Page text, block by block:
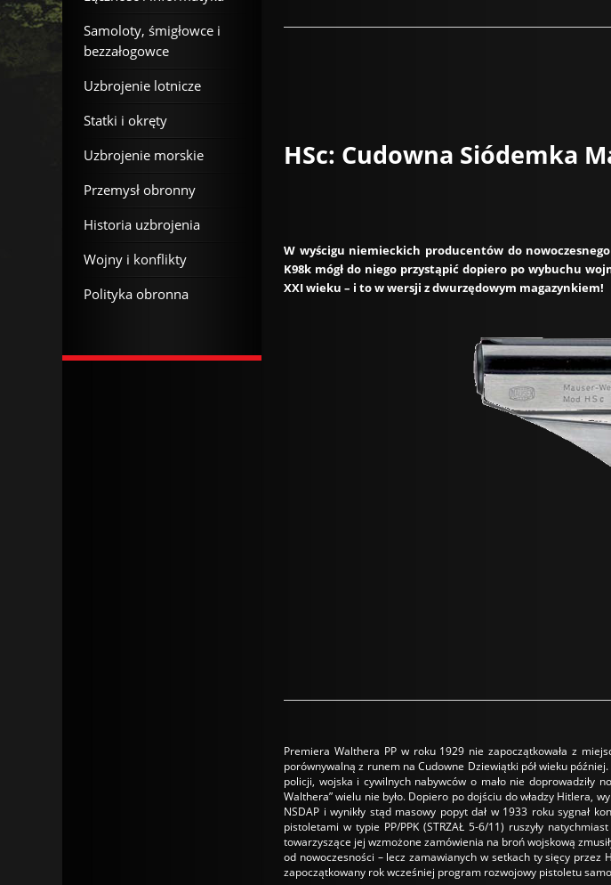
HSc: Cudowna Siódemka
W wyścigu niemieckich producentów do
K98k mógł do niego przystąpić dopiero po wybuchu
XXI wieku – i to w wersji z dwurzędowym magazynkiem!
Premiera Walthera PP w roku 1929 nie zapoczątkowała z
porównywalną z runem na Cudowne Dziewiątki pół wieku
policji, wojska i cywilnych nabywców o mało nie doprowadziły
Walthera” wielu nie było. Dopiero po dojściu do władzy Hitlera,
NSDAP i wynikły stąd masowy popyt dał w 1933 roku sygnał
pistoletami w typie PP/PPK (STRZAŁ 5-6/11) ruszyły
towarzyszące jej wzmożone zamówienia na broń wojskową
od nowoczesności – lecz zamawianych w setkach ty sięcy
zapoczątkowany rok wcześniej program rozwojowy pistoletu
Samoloty, śmigłowce i
bezzałogowce
Uzbrojenie lotnicze
Statki i okręty
Uzbrojenie morskie
Przemysł obronny
Historia uzbrojenia
Wojny i konflikty
Polityka obronna